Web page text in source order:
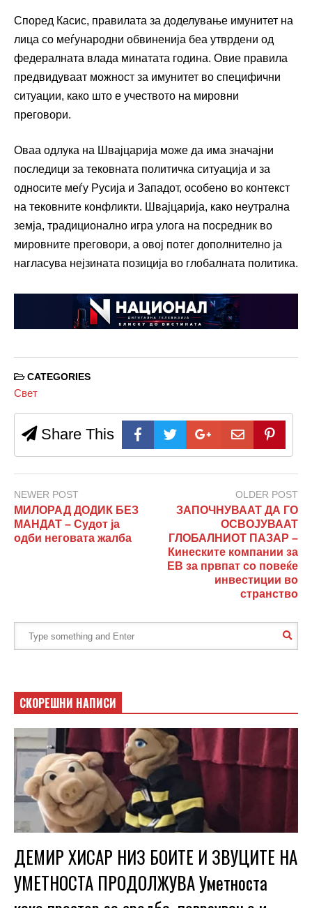
Според Касис, правилата за доделување имунитет на
лица со меѓународни обвиненија беа утврдени од
федералната влада минатата година. Овие правила
предвидуваат можност за имунитет во специфични
ситуации, како што е учеството на мировни
преговори.
Оваа одлука на Швајцарија може да има значајни
последици за тековната политичка ситуација и за
односите меѓу Русија и Западот, особено во контекст
на тековните конфликти. Швајцарија, како неутрална
земја, традиционално игра улога на посредник во
мировните преговори, а овој потег дополнително ја
нагласува нејзината позиција во глобалната политика.
CATEGORIES
Свет
Share This
NEWER POST
МИЛОРАД ДОДИК БЕЗ
МАНДАТ – Судот ја
одби неговата жалба
OLDER POST
ЗАПОЧНУВААТ ДА ГО
ОСВОЈУВААТ
ГЛОБАЛНИОТ ПАЗАР –
Кинеските компании за
ЕВ за првпат со повеќе
инвестиции во
странство
СКОРЕШНИ НАПИСИ
ДЕМИР ХИСАР НИЗ БОИТЕ И ЗВУЦИТЕ НА
УМЕТНОСТА ПРОДОЛЖУВА Уметноста